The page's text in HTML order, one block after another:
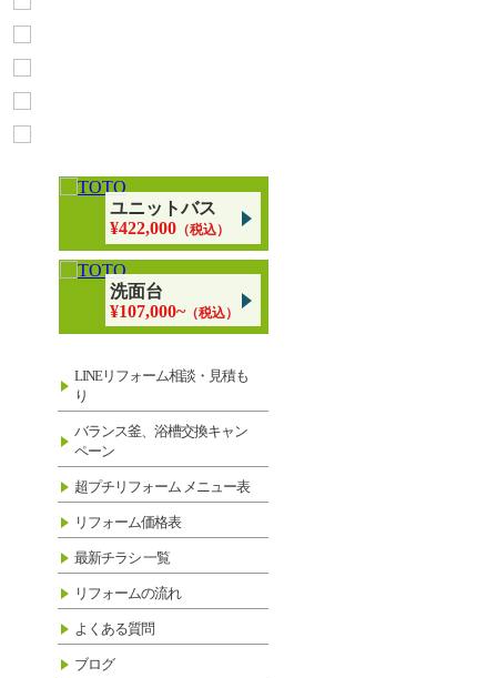
ユニットバス
¥422,000（税込）
洗面台
¥107,000~（税込）
LINEリフォーム相談・見積も
り
バランス釜、浴槽交換キャン
ペーン
超プチリフォーム メニュー表
リフォーム価格表
最新チラシ 一覧
リフォームの流れ
よくある質問
ブログ